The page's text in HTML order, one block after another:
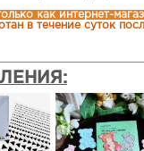
как интернет-
в течение суток